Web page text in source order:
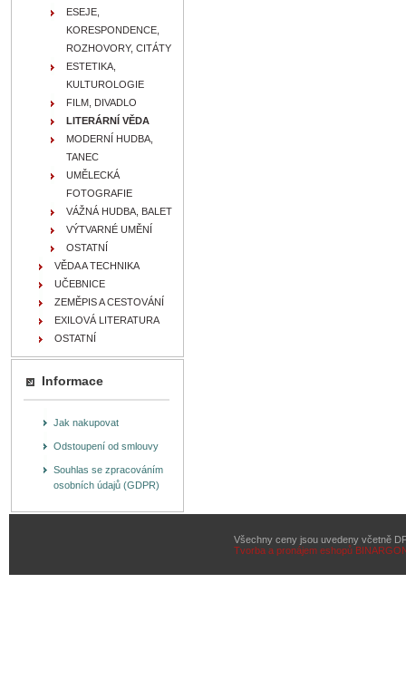
ESEJE,
KORESPONDENCE,
ROZHOVORY, CITÁTY
ESTETIKA,
KULTUROLOGIE
FILM, DIVADLO
LITERÁRNÍ VĚDA
MODERNÍ HUDBA,
TANEC
UMĚLECKÁ
FOTOGRAFIE
VÁŽNÁ HUDBA, BALET
VÝTVARNÉ UMĚNÍ
OSTATNÍ
VĚDA A TECHNIKA
UČEBNICE
ZEMĚPIS A CESTOVÁNÍ
EXILOVÁ LITERATURA
OSTATNÍ
Informace
Jak nakupovat
Odstoupení od smlouvy
Souhlas se zpracováním
osobních údajů (GDPR)
Všechny ceny jsou uvedeny včetně
Tvorba a pronájem eshopů